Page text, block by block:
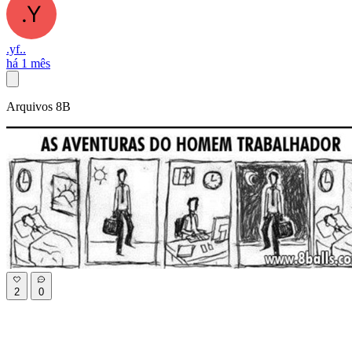
.yf..
há 1 mês
Arquivos 8B
2 0